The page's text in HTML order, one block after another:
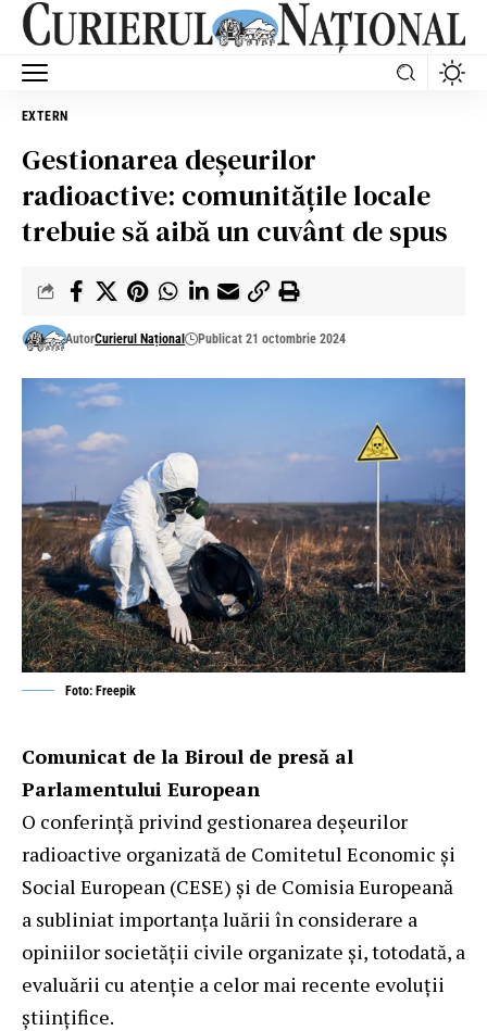
EXTERN
Gestionarea deșeurilor
radioactive: comunitățile locale
trebuie să aibă un cuvânt de spus
AutorCurierul Național Publicat 21 octombrie 2024
Foto: Freepik
Comunicat de la Biroul de presă al
Parlamentului European
O conferință privind gestionarea deșeurilor
radioactive organizată de Comitetul Economic și
Social European (CESE) și de Comisia Europeană
a subliniat importanța luării în considerare a
opiniilor societății civile organizate și, totodată, a
evaluării cu atenție a celor mai recente evoluții
științifice.